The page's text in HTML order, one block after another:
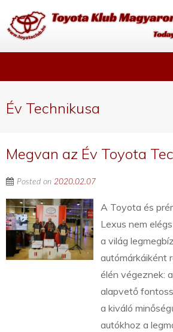
Év Technikusa
Megvan az Év Toyota
Posted on 2020.02.07
A Toyota és
Lexus nem
a világ
autómárkáiként
élén végeznek:
alapvető
a kiváló
autókhoz a